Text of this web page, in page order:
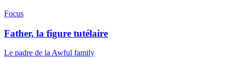
Focus
Father, la figure tutélaire
Le padre de la Awful family